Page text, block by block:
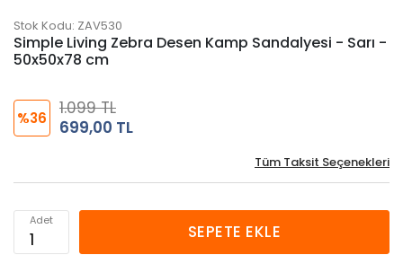
Stok Kodu: ZAV530
Simple Living Zebra Desen Kamp Sandalyesi - Sarı -
50x50x78 cm
%36
1.099 TL
699,00 TL
Tüm Taksit Seçenekleri
Adet
SEPETE EKLE